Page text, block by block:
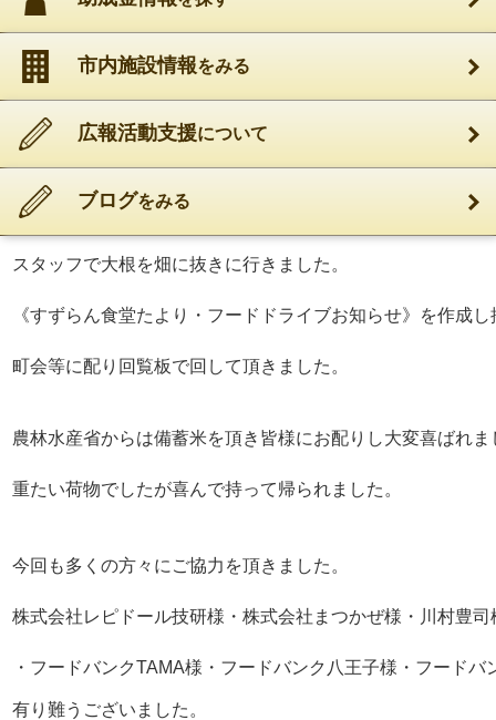
市内施設情報をみる
広報活動支援について
ブログをみる
食料配布会
1校の小学校は参観日でした。
すずらん食堂でフードドライブをしたところ中野西１町会
スタッフで大根を畑に抜きに行きました。
《すずらん食堂たより・フードドライブお知らせ》を作成
町会等に配り回覧板で回して頂きました。
農林水産省からは備蓄米を頂き皆様にお配りし大変喜ばれま
重たい荷物でしたが喜んで持って帰られました 。
今回も多くの方々にご協力を頂きました。
株式会社レピドール技研様・株式会社まつかぜ様・川村豊
・フードバンクTAMA様・フードバンク八王子様・フード
有り難うございました 。